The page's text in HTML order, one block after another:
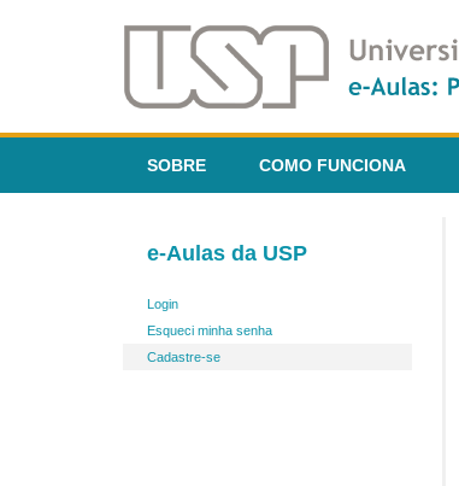
SOBRE COMO FUNCIONA
e-Aulas da USP
Login
Esqueci minha senha
Cadastre-se